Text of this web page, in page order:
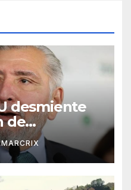
desmiente
de
Adán